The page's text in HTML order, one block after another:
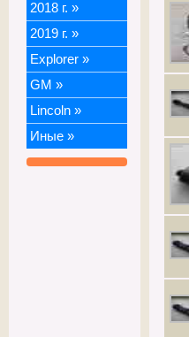
2018 г. »
2019 г. »
Explorer »
GM »
Lincoln »
Иные »